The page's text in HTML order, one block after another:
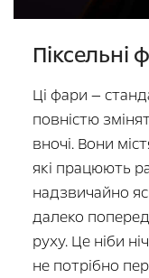
Піксельні
Ці фари —
повністю
вночі. Вони
які працюють
надзвичайно
далеко
руху. Це ніби
не потрібно